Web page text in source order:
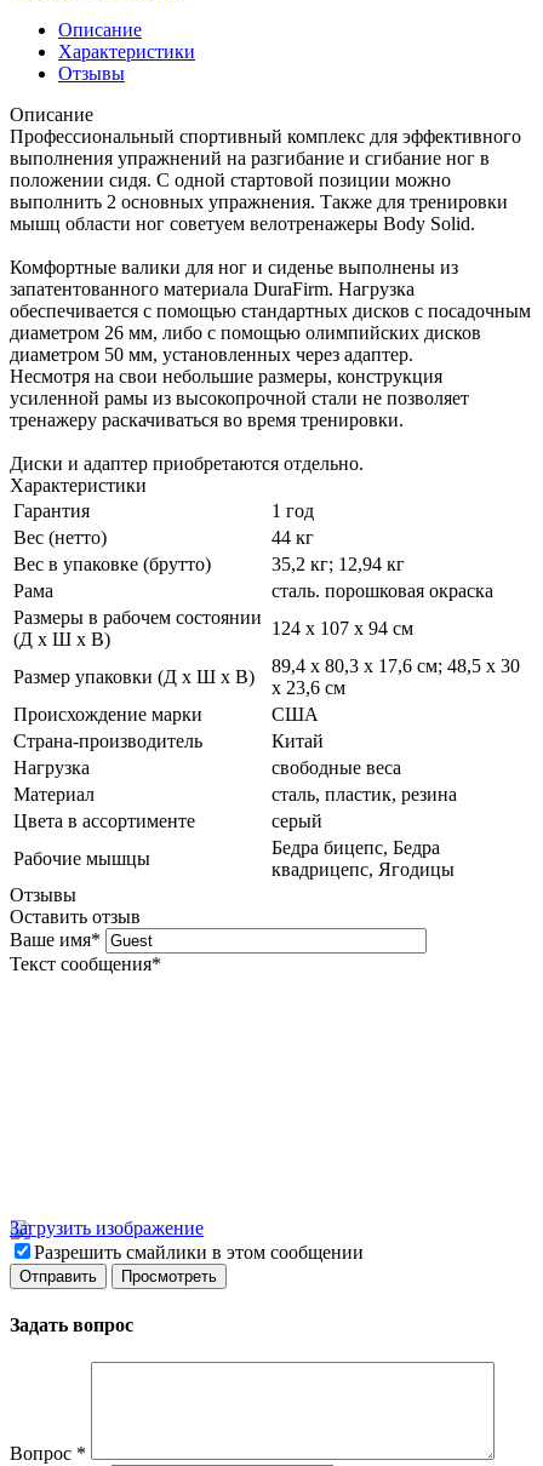
Описание
Характеристики
Отзывы
Описание
Профессиональный спортивный комплекс для эффективного
выполнения упражнений на разгибание и сгибание ног в
положении сидя. С одной стартовой позиции можно
выполнить 2 основных упражнения. Также для тренировки
мышц области ног советуем велотренажеры Body Solid.
Комфортные валики для ног и сиденье выполнены из
запатентованного материала DuraFirm. Нагрузка
обеспечивается с помощью стандартных дисков с посадочным
диаметром 26 мм, либо с помощью олимпийских дисков
диаметром 50 мм, установленных через адаптер.
Несмотря на свои небольшие размеры, конструкция
усиленной рамы из высокопрочной стали не позволяет
тренажеру раскачиваться во время тренировки.
Диски и адаптер приобретаются отдельно.
Характеристики
Гарантия
1 год
Вес (нетто)
44 кг
Вес в упаковке (брутто)
35,2 кг; 12,94 кг
Рама
сталь. порошковая окраска
Размеры в рабочем состоянии
(Д х Ш х В)
124 х 107 х 94 см
Размер упаковки (Д х Ш х В)
89,4 x 80,3 x 17,6 см; 48,5 x 30
x 23,6 см
Происхождение марки
США
Страна-производитель
Китай
Нагрузка
свободные веса
Материал
сталь, пластик, резина
Цвета в ассортименте
серый
Рабочие мышцы
Бедра бицепс, Бедра
квадрицепс, Ягодицы
Отзывы
Оставить отзыв
Ваше имя*
Текст сообщения*
Загрузить изображение
Разрешить смайлики в этом сообщении
Задать вопрос
Вопрос *